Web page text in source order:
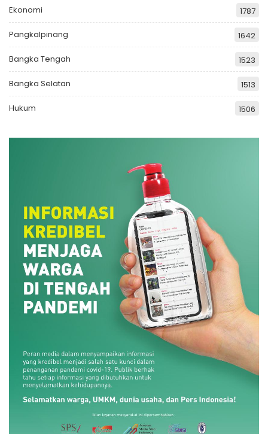
Ekonomi 1787
Pangkalpinang 1642
Bangka Tengah 1523
Bangka Selatan 1513
Hukum 1506